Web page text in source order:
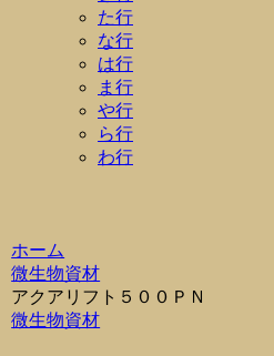
た行
な行
は行
ま行
や行
ら行
わ行
ホーム
微生物資材
アクアリフト５００ＰＮ
微生物資材